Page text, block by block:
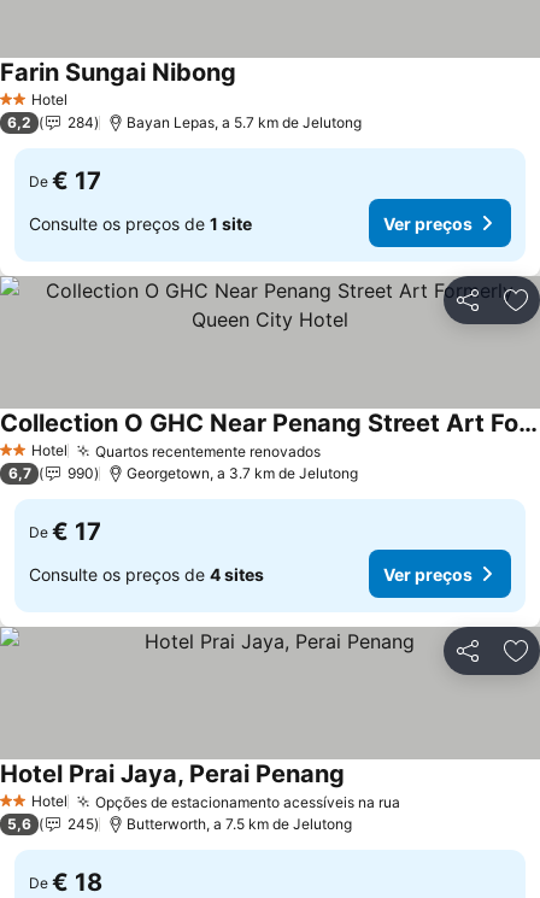
2 Estrelas
Hotel
Farin Sungai Nibong
6,2 284 Bayan Lepas, a 5.7 km de Jelutong
De € 17
Consulte os preços de 1 site Ver preços
Partilhar
2 Estrelas
Hotel Quartos recentemente renovados
Collection O GHC Near Penang Street Art Formerly Queen City Hotel
6,7 990 Georgetown, a 3.7 km de Jelutong
De € 17
Consulte os preços de 4 sites Ver preços
Partilhar
2 Estrelas
Hotel Opções de estacionamento acessíveis na rua
Hotel Prai Jaya, Perai Penang
5,6 245 Butterworth, a 7.5 km de Jelutong
De € 18